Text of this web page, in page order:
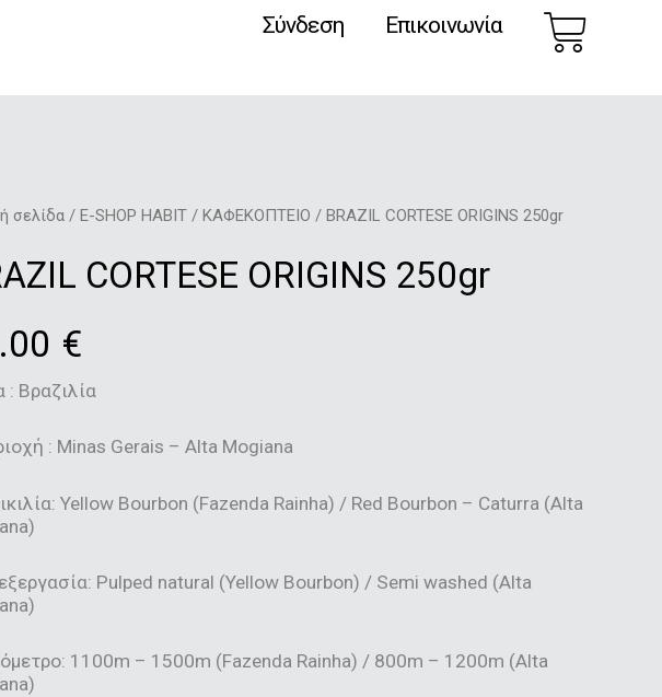
Σύνδεση Επικοινωνία
σελίδα/ E-SHOP HABIT/ ΚΑΦΕΚΟΠΤΕΙΟ / BRAZIL CORTESE ORIGINS 250gr
CORTESE ORIGINS 250gr
€
Βραζιλία
: Minas Gerais – Alta Mogiana
Yellow Bourbon (Fazenda Rainha) / Red Bourbon – Caturra (Alta
Pulped natural (Yellow Bourbon) / Semi washed (Alta
1100m – 1500m (Fazenda Rainha) / 800m – 1200m (Alta